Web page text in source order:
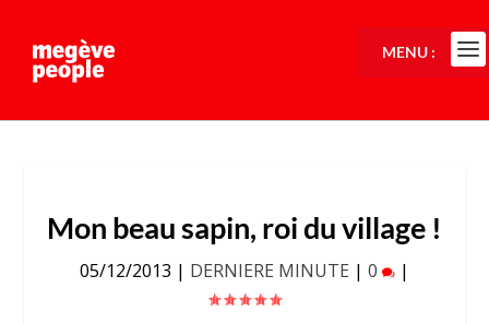
Mon beau sapin, roi du village !
05/12/2013 | DERNIERE MINUTE | 0 |
MENU :